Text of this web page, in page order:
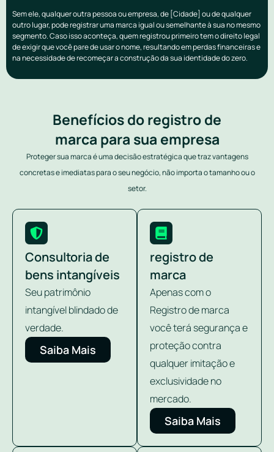
Sem ele, qualquer outra pessoa ou empresa, de [Cidade] ou de qualquer
outro lugar, pode registrar uma marca igual ou semelhante à sua no mesmo
segmento. Caso isso aconteça, quem registrou primeiro tem o direito legal
de exigir que você pare de usar o nome, resultando em perdas financeiras e
na necessidade de recomeçar a construção da sua identidade do zero.
Benefícios do registro de
marca para sua empresa
Proteger sua marca é uma decisão estratégica que traz vantagens
concretas e imediatas para o seu negócio, não importa o tamanho ou o
setor.
Consultoria de
bens intangíveis
Seu patrimônio
intangível blindado de
verdade.
Saiba Mais
registro de
marca
Apenas com o
Registro de marca
você terá segurança e
proteção contra
qualquer imitação e
exclusividade no
mercado.
Saiba Mais